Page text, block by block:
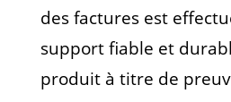
des factures est
support fiable et
produit à titre de